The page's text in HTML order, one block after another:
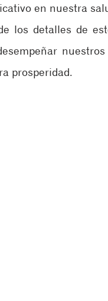
en nuestra
los detalles de
prosperidad.